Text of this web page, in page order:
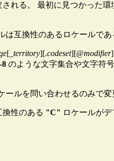
される。 最初に見つかった
は互換性のあるロケールで
[_territory][.codeset][@modifier
8 のような文字集合や文字符
ルを問い合わせるのみで変
換性のある "C" ロケールが